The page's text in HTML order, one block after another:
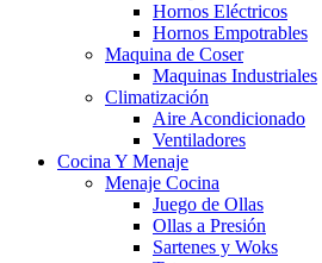
Hornos Eléctricos
Hornos Empotrables
Maquina de Coser
Maquinas Industriales
Climatización
Aire Acondicionado
Ventiladores
Cocina Y Menaje
Menaje Cocina
Juego de Ollas
Ollas a Presión
Sartenes y Woks